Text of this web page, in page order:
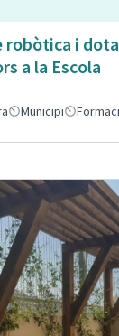
robòtica i
a la Escola
Municipi